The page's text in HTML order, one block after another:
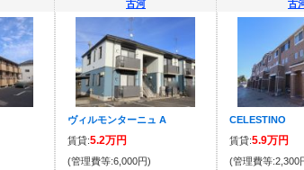
古河
ヴィルモンターニュ A
賃貸:5.2万円
(管理費等:6,000円)
古
CELESTINO
賃貸:5.9万円
(管理費等:2,300